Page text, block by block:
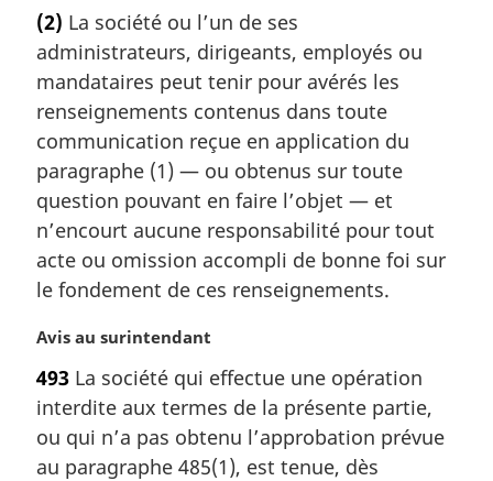
t
e
m
a
g
i
n
a
e
:
(2) La société ou l’un de ses
administrateurs, dirigeants, employés ou
mandataires peut tenir pour avérés les
renseignements contenus dans toute
communication reçue en application du
paragraphe (1) — ou obtenus sur toute
question pouvant en faire l’objet — et
n’encourt aucune responsabilité pour tout
acte ou omission accompli de bonne foi sur
le fondement de ces renseignements.
N
t
e
m
a
Avis au surintendant
493 La société qui effectue une opération
interdite aux termes de la présente partie,
ou qui n’a pas obtenu l’approbation prévue
au paragraphe 485(1), est tenue, dès